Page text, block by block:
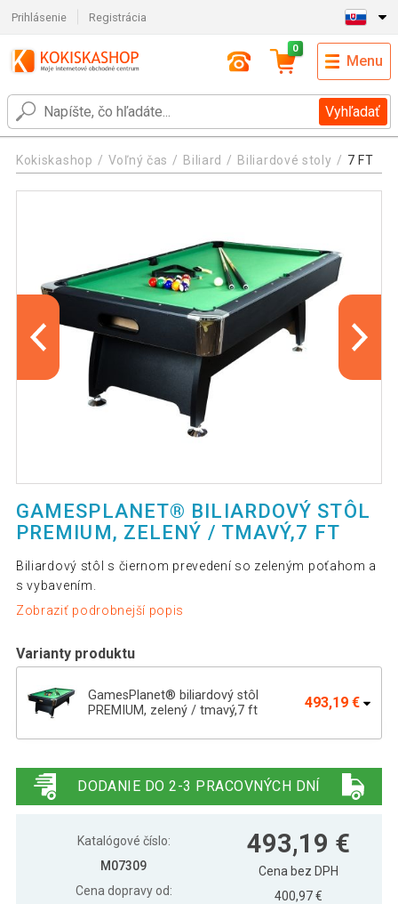
Prihlásenie Registrácia
Vyhľadať
0
Menu
Kokiskashop Voľný čas Biliard Biliardové stoly 7 FT
GAMESPLANET® BILIARDOVÝ STÔL
PREMIUM, ZELENÝ / TMAVÝ,7 FT
Biliardový stôl s čiernom prevedení so zeleným poťahom a
s vybavením.
Zobraziť podrobnejší popis
Varianty produktu
GamesPlanet® biliardový stôl
PREMIUM, zelený / tmavý,7 ft
493,19 €
vybavením
411,99 €
vybavením
493,19 €
DODANIE DO 2-3 PRACOVNÝCH DNÍ
Katalógové číslo:
M07309
Cena dopravy od:
493,19 €
Cena bez DPH
400,97 €